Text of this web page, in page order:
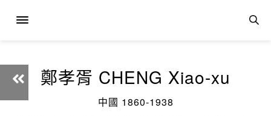
鄭孝胥 CHENG Xiao-xu
中國 1860-1938